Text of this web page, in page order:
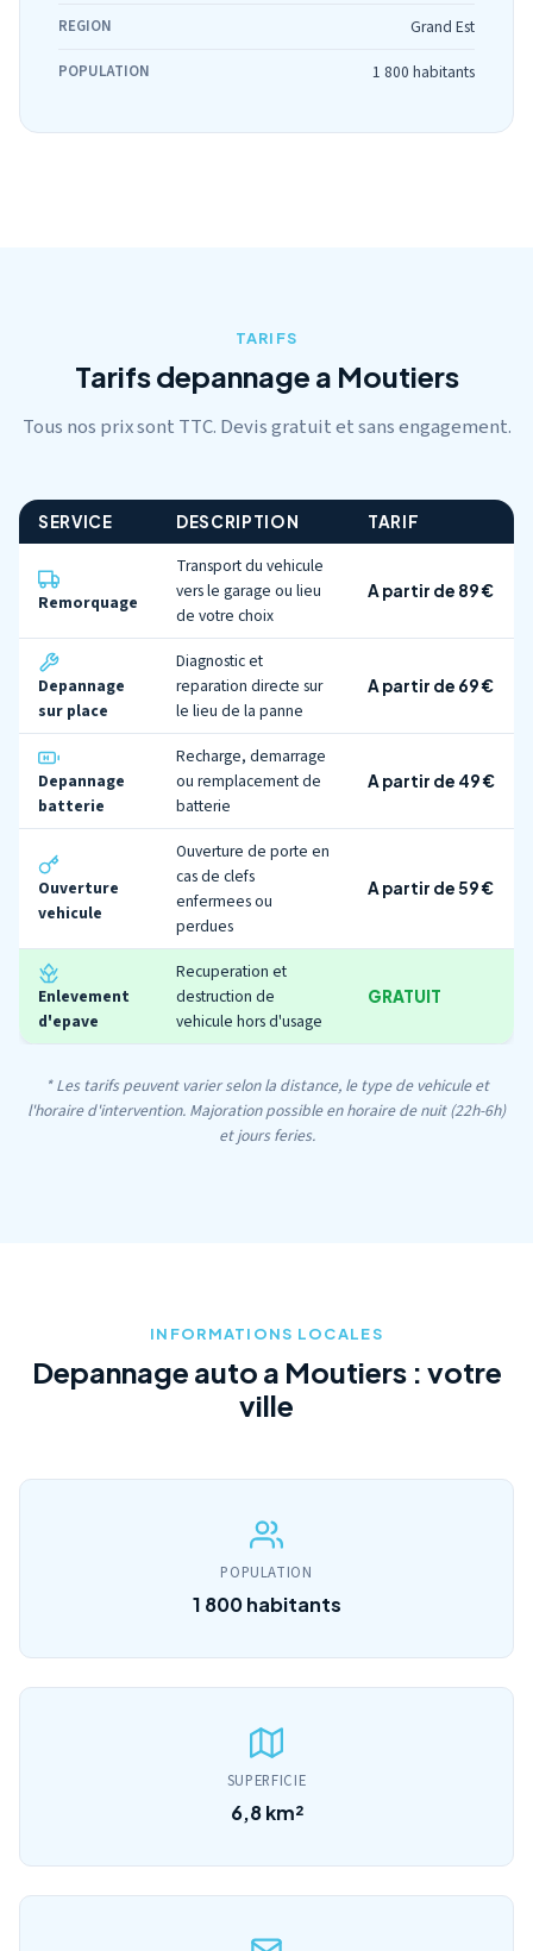
REGION Grand Est
POPULATION 1 800 habitants
TARIFS
Tarifs depannage a Moutiers
Tous nos prix sont TTC. Devis gratuit et sans engagement.
SERVICE DESCRIPTION TARIF
Remorquage
Transport du vehicule
vers le garage ou lieu
de votre choix
A partir de 89 €
Depannage
sur place
Diagnostic et
reparation directe sur
le lieu de la panne
A partir de 69 €
Depannage
batterie
Recharge, demarrage
ou remplacement de
batterie
A partir de 49 €
Ouverture
vehicule
Ouverture de porte en
cas de clefs
enfermees ou
perdues
A partir de 59 €
Enlevement
d'epave
Recuperation et
destruction de
vehicule hors d'usage
GRATUIT
* Les tarifs peuvent varier selon la distance, le type de vehicule et
l'horaire d'intervention. Majoration possible en horaire de nuit (22h-6h)
et jours feries.
INFORMATIONS LOCALES
Depannage auto a Moutiers : votre
ville
POPULATION
1 800 habitants
SUPERFICIE
6,8 km²